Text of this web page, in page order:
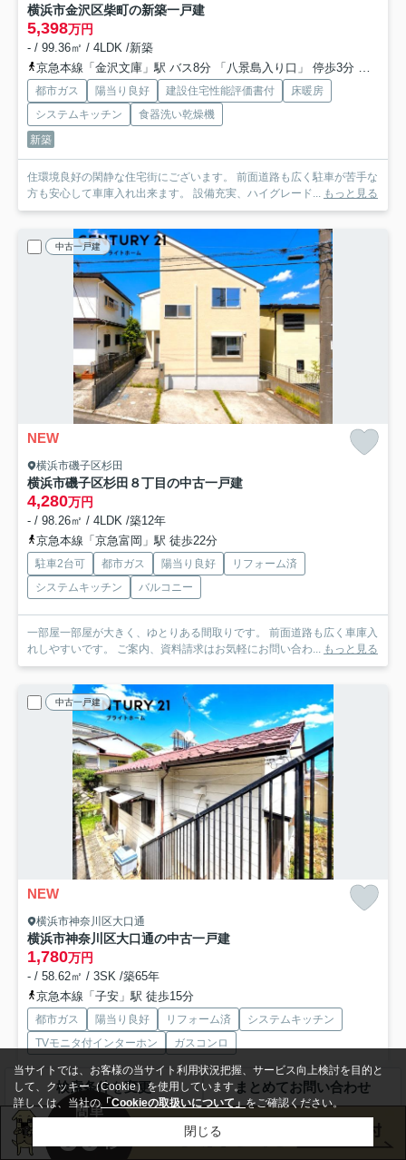
横浜市金沢区柴町の新築一戸建
5,398万円
- / 99.36㎡ / 4LDK /新築
京急本線「金沢文庫」駅 バス8分 「八景島入り口」 停歩3分
都市ガス 陽当り良好 建設住宅性能評価書付
床暖房
システムキッチン
食器洗い乾燥機
新築
住環境良好の閑静な住宅街にございます。 前面道路も広く駐車が苦手な
方も安心して車庫入れ出来ます。 設備充実、ハイグレード...
もっと見る
中古一戸建
NEW
横浜市磯子区杉田
横浜市磯子区杉田８丁目の中古一戸建
4,280万円
- / 98.26㎡ / 4LDK /築12年
京急本線「京急富岡」駅 徒歩22分
駐車2台可 都市ガス 陽当り良好
リフォーム済
システムキッチン
バルコニー
一部屋一部屋が大きく、ゆとりある間取りです。 前面道路も広く車庫入
れしやすいです。 ご案内、資料請求はお気軽にお問い合わ... もっと見る
中古一戸建
NEW
横浜市神奈川区大口通
横浜市神奈川区大口通の中古一戸建
1,780万円
- / 58.62㎡ / 3SK /築65年
京急本線「子安」駅 徒歩15分
都市ガス 陽当り良好 リフォーム済
システムキッチン
TVモニタ付インターホン
ガスコンロ
住環境良好の閑静な住宅街にございます。
３路線利用可能でアクセスも良好です。
庭付き平屋建て住宅を是非ご覧ください。
検索条件を変更 まとめてお問い合わせ
当サイトでは、お客様の当サイト利用状況把握、サービス向上検討を目的と
して、クッキー（Cookie）を使用しています。
詳しくは、当社の「Cookieの取扱いについて」をご確認ください。
閉じる